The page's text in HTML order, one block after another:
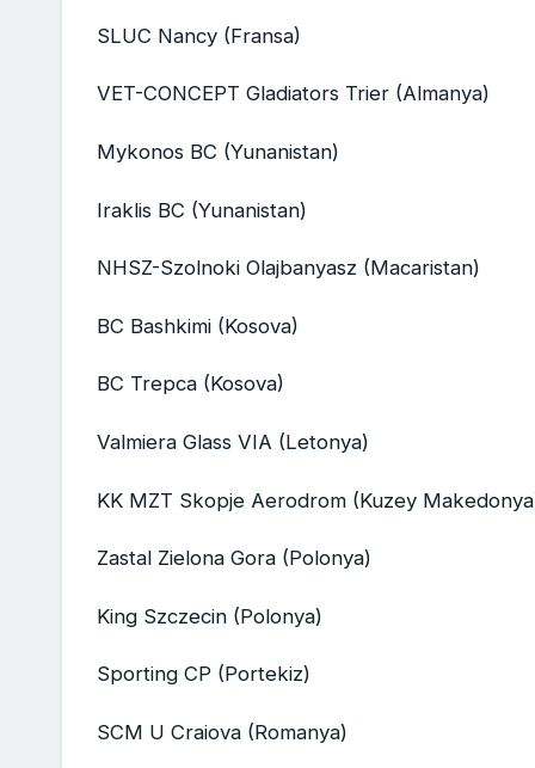
SLUC Nancy (Fransa)
VET-CONCEPT Gladiators Trier (Almanya)
Mykonos BC (Yunanistan)
Iraklis BC (Yunanistan)
NHSZ-Szolnoki Olajbanyasz (Macaristan)
BC Bashkimi (Kosova)
BC Trepca (Kosova)
Valmiera Glass VIA (Letonya)
KK MZT Skopje Aerodrom (Kuzey
Zastal Zielona Gora (Polonya)
King Szczecin (Polonya)
Sporting CP (Portekiz)
SCM U Craiova (Romanya)